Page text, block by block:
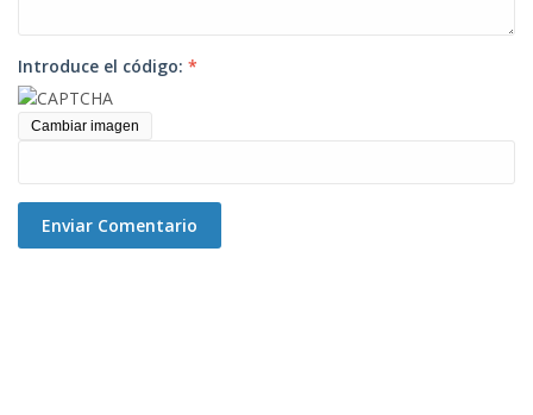
Introduce el código: *
Cambiar imagen
Enviar Comentario